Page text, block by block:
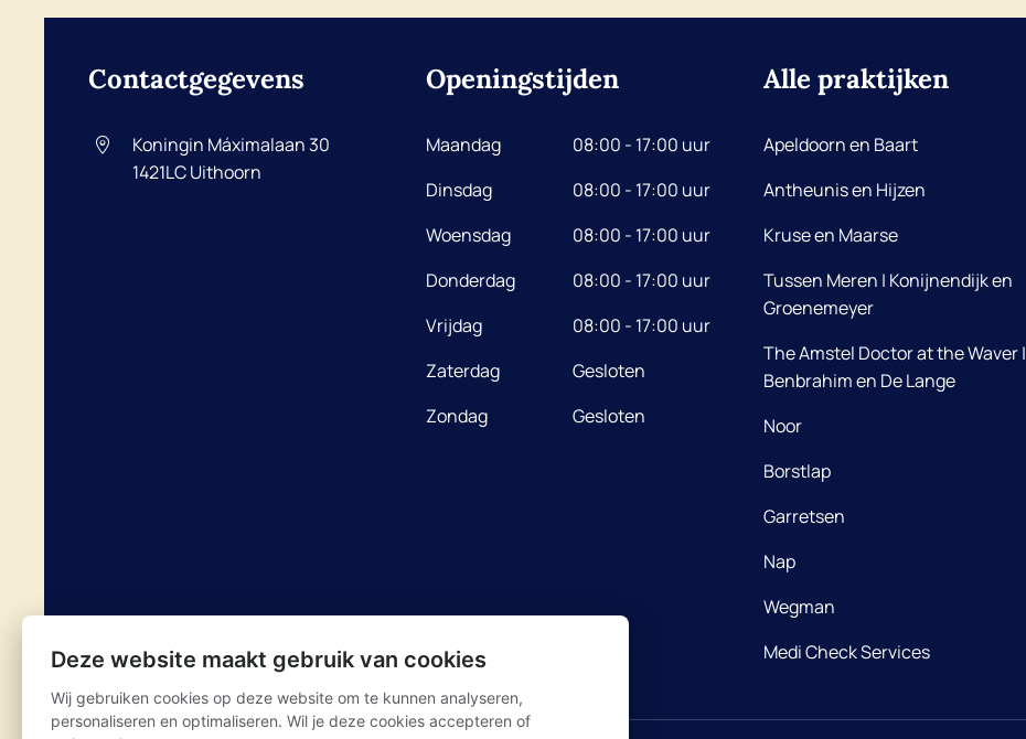
Contactgegevens
Koningin Máximalaan 30
1421LCUithoorn
Openingstijden
Maandag
08:00 - 17:00 uur
Dinsdag
08:00 - 17:00 uur
Woensdag
08:00 - 17:00 uur
Donderdag
08:00 - 17:00 uur
Vrijdag
08:00 - 17:00 uur
Zaterdag
Gesloten
Zondag
Gesloten
Alle praktijken
Apeldoorn en Baart
Antheunis en Hijzen
Kruse en Maarse
Tussen Meren | Konijnendijk en
Groenemeyer
The Amstel Doctor at the Waver |
Benbrahim en De Lange
Noor
Borstlap
Garretsen
Nap
Wegman
Medi Check Services
Deze website maakt gebruik van cookies
Wij gebruiken cookies op deze website om te kunnen analyseren,
personaliseren en optimaliseren. Wil je deze cookies accepteren of